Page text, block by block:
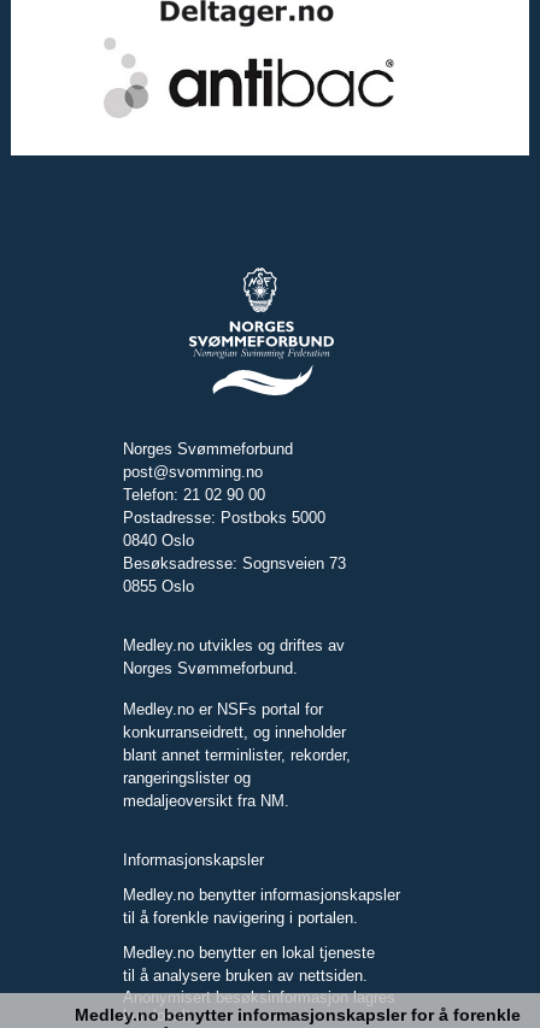
Norges Svømmeforbund
post@svomming.no
Telefon: 21 02 90 00
Postadresse: Postboks 5000
0840 Oslo
Besøksadresse: Sognsveien 73
0855 Oslo
Medley.no utvikles og driftes av
Norges Svømmeforbund.
Medley.no er NSFs portal for
konkurranseidrett, og inneholder
blant annet terminlister, rekorder,
rangeringslister og
medaljeoversikt fra NM.
Informasjonskapsler
Medley.no benytter informasjonskapsler
til å forenkle navigering i portalen.
Medley.no benytter en lokal tjeneste
til å analysere bruken av nettsiden.
Anonymisert besøksinformasjon lagres
kun lokalt.
Medley.no benytter informasjonskapsler for å forenkle